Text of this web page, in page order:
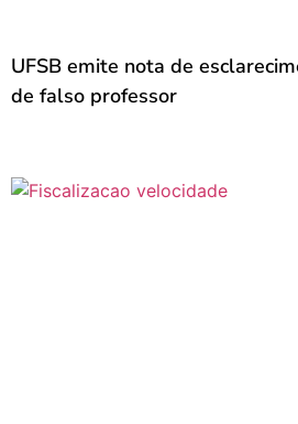
UFSB emite nota de
de falso professor